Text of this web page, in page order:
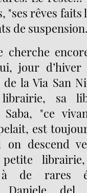
"ses rêves faits
de
cherche
jour
la Via San
sa
"ce
est
descend
petite
à de rares